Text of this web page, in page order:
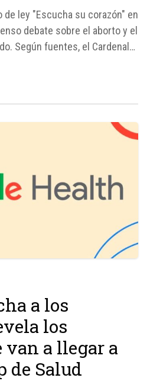
ley "Escucha su corazón" en
debate sobre el aborto y el
Según fuentes, el Cardenal
que busca que las
a los
los
van a llegar a
de Salud